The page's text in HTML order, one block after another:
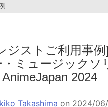
ジストご利用事
ミュージックソ
2024
Takashima on 2024/